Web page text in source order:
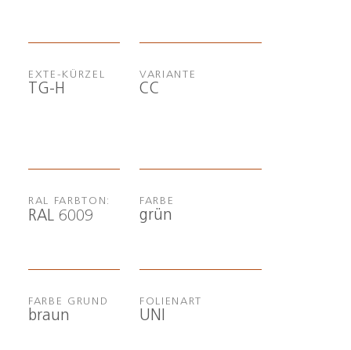
EXTE-KÜRZEL
TG-H
VARIANTE
CC
RAL FARBTON:
RAL 6009
FARBE GRUND
braun
FARBE
grün
FOLIENART
UNI